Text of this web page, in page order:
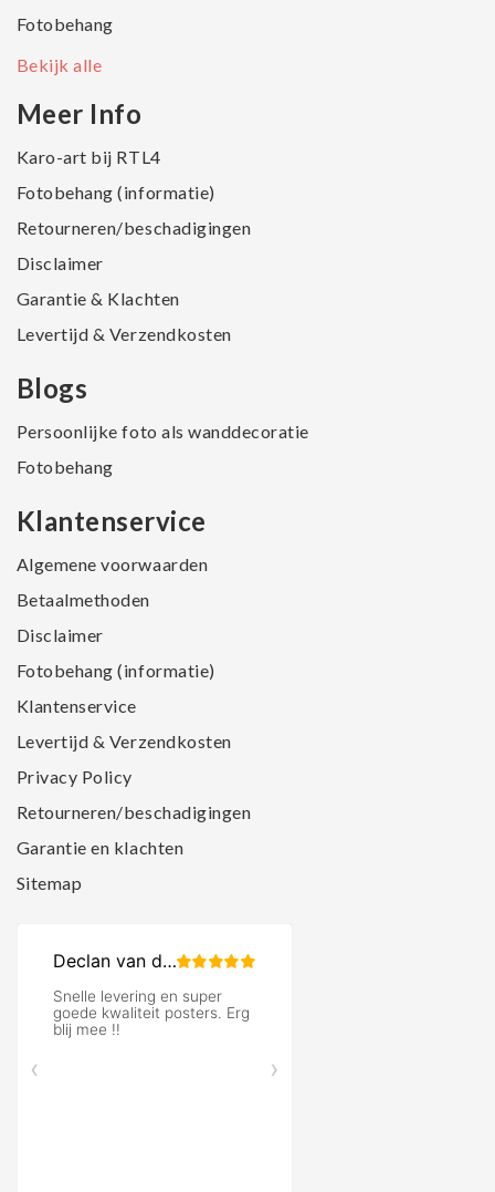
Fotobehang
Bekijk alle
Meer Info
Karo-art bij RTL4
Fotobehang (informatie)
Retourneren/beschadigingen
Disclaimer
Garantie & Klachten
Levertijd & Verzendkosten
Blogs
Persoonlijke foto als wanddecoratie
Fotobehang
Klantenservice
Algemene voorwaarden
Betaalmethoden
Disclaimer
Fotobehang (informatie)
Klantenservice
Levertijd & Verzendkosten
Privacy Policy
Retourneren/beschadigingen
Garantie en klachten
Sitemap